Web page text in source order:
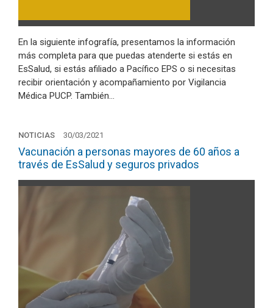
En la siguiente infografía, presentamos la información
más completa para que puedas atenderte si estás en
EsSalud, si estás afiliado a Pacífico EPS o si necesitas
recibir orientación y acompañamiento por Vigilancia
Médica PUCP. También…
NOTICIAS 30/03/2021
Vacunación a personas mayores de 60 años a
través de EsSalud y seguros privados